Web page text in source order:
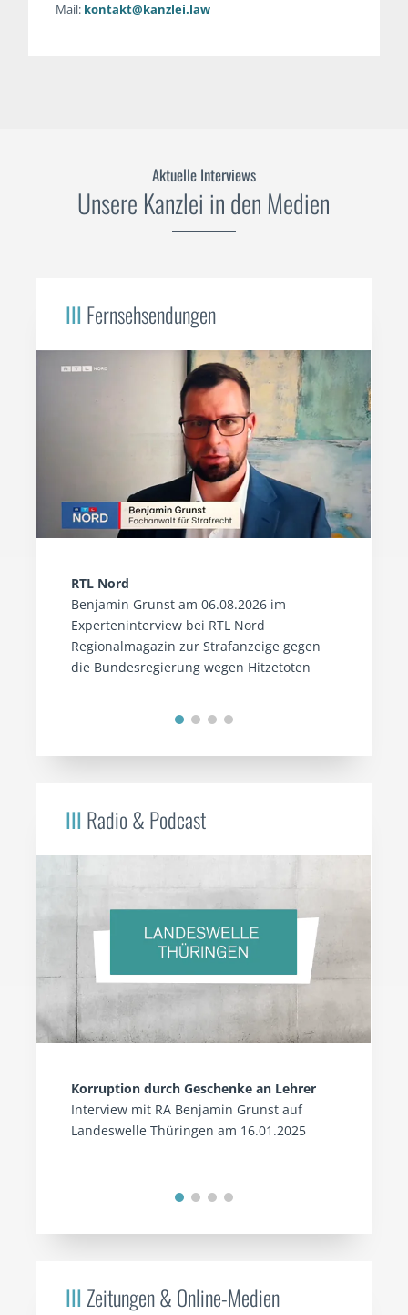
Mail: kontakt@kanzlei.law
Aktuelle Interviews
Unsere Kanzlei in den Medien
III Fernsehsendungen
RTL Nord
Benjamin Grunst am 06.08.2026 im
Experteninterview bei RTL Nord
Regionalmagazin zur Strafanzeige gegen
die Bundesregierung wegen Hitzetoten
III Radio & Podcast
Korruption durch Geschenke an Lehrer
Interview mit RA Benjamin Grunst auf
Landeswelle Thüringen am 16.01.2025
IIIZeitungen & Online-Medien